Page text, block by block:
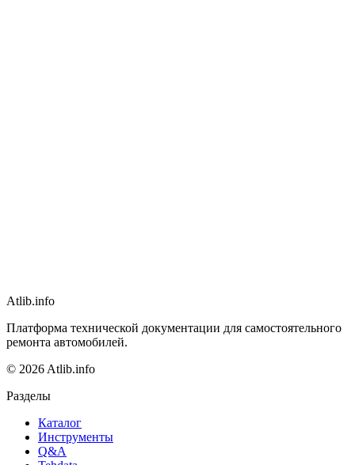
Atlib.info
Платформа технической документации для самостоятельного
ремонта автомобилей.
© 2026 Atlib.info
Разделы
Каталог
Инструменты
Q&A